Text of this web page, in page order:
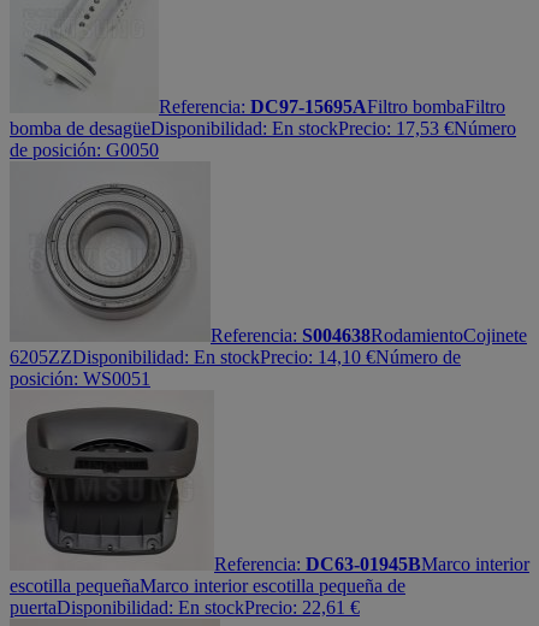
Referencia: DC97-15695AFiltro bombaFiltro
bomba de desagüeDisponibilidad: En stockPrecio: 17,53 €Número
de posición: G0050
Referencia: S004638RodamientoCojinete
6205ZZDisponibilidad: En stockPrecio: 14,10 €Número de
posición: WS0051
Referencia: DC63-01945BMarco interior
escotilla pequeñaMarco interior escotilla pequeña de
puertaDisponibilidad: En stockPrecio: 22,61 €